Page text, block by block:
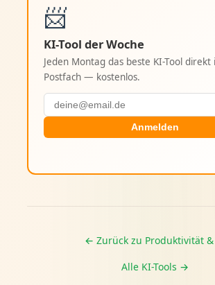
📨
KI-Tool der Woche
Jeden Montag das beste KI-Tool direkt
Postfach — kostenlos.
Anmelden
← Zurück zu Produktivität
Alle KI-Tools →